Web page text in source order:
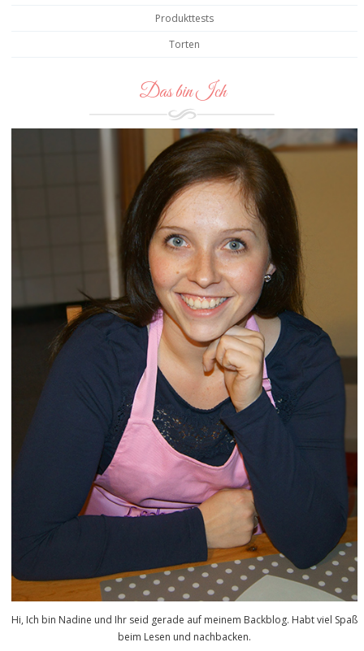
Produkttests
Torten
Das bin Ich
Hi, Ich bin Nadine und Ihr seid gerade auf meinem Backblog. Habt viel Spaß
beim Lesen und nachbacken.